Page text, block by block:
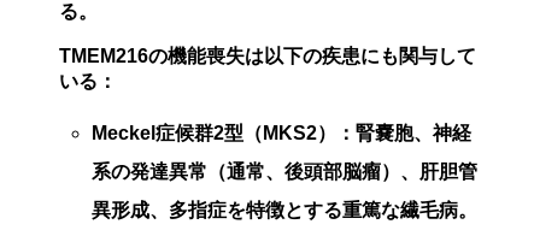
る。
TMEM216の機能喪失は以下の疾患にも関与して
いる：
Meckel症候群2型（MKS2）
：腎嚢胞、神経
系の発達異常（通常、後頭部脳瘤）、肝胆管
異形成、多指症を特徴とする重篤な繊毛病。